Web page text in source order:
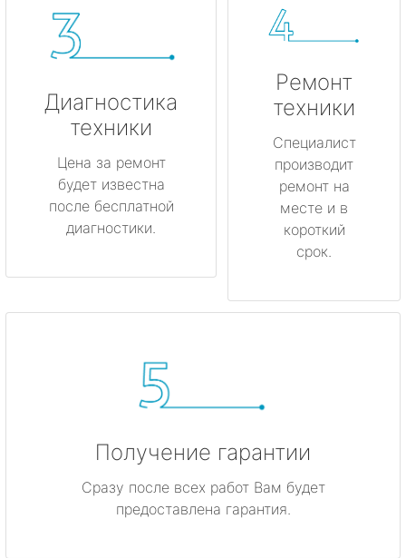
Диагностика
техники
Цена за ремонт
будет известна
после бесплатной
диагностики.
Ремонт
техники
Специалист
производит
ремонт на
месте и в
короткий
срок.
Получение гарантии
Сразу после всех работ Вам будет
предоставлена гарантия.